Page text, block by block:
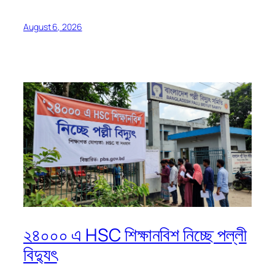
August 6, 2026
২৪০০০ এ HSC শিক্ষানবিশ নিচ্ছে পল্লী
বিদ্যুৎ